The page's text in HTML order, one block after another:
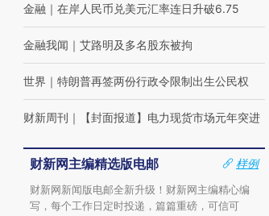
金融 ｜ 在岸人民币兑美元汇率连日升破6.75
金融我闻 ｜ 艾路明及多名股东被拘
世界 ｜ 特朗普再签两份行政令限制出生公民权
财新周刊 ｜ 【封面报道】电力现货市场元年突进
财新网主编精选版电邮
样例
财新网新闻版电邮全新升级！财新网主编精心编
写，每个工作日定时投递，篇篇重磅，可信可